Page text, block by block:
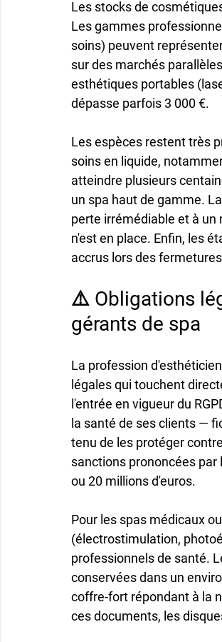
Les stocks de
Les gammes
soins) peuvent
sur des marchés
esthétiques portables
dépasse parfois 3 000 €.
Les espèces restent très
soins en liquide,
atteindre plusieurs
un spa haut de gamme.
perte irrémédiable et à
n'est en place. Enfin, les
accrus lors des
⚠️ Obligations
gérants de spa
La profession
légales qui touchent
l'entrée en vigueur du
la santé de ses clients —
tenu de les protéger
sanctions prononcées par
ou 20 millions d'euros.
Pour les spas médicaux
(électrostimulation,
professionnels de santé.
conservées dans un
coffre-fort répondant à la
ces documents, les